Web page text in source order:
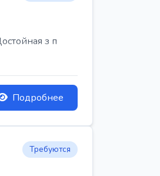
з п
Подробнее
Требуются